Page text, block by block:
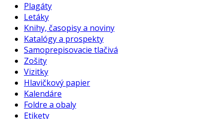
Plagáty
Letáky
Knihy, časopisy a noviny
Katalógy a prospekty
Samoprepisovacie tlačivá
Zošity
Vizitky
Hlavičkový papier
Kalendáre
Foldre a obaly
Etikety